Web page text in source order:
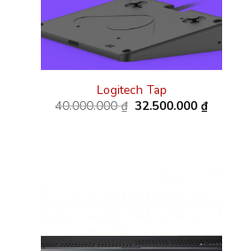
Logitech Tap
40.000.000₫ Giá
32.500.000₫Giá